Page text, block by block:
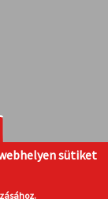
sütiket